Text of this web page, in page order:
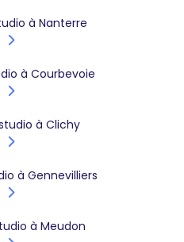
à Nanterre
à Courbevoie
à Clichy
à Gennevilliers
à Meudon